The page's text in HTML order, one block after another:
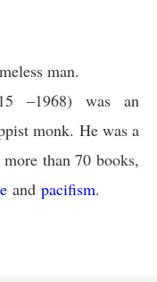
man.
–1968) was an
monk. He was a
than 70 books,
and pacifism.